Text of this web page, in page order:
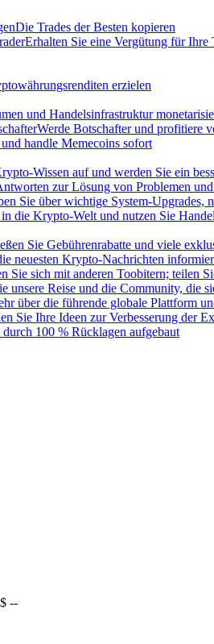
Die Trades der Besten kopieren
Erhalten Sie eine Vergütung für Ihre
erzielen
und Handelsinfrastruktur
Werde Botschafter und profitiere
und handle Memecoins sofort
Wissen auf und werden Sie ein
zur Lösung von Problemen
Sie über wichtige System-Upgrades,
die Krypto-Welt und nutzen Sie
Sie Gebührenrabatte und viele
neuesten Krypto-Nachrichten
Sie sich mit anderen Toobitern; teilen
unsere Reise und die Community, die
über die führende globale Plattform
Sie Ihre Ideen zur Verbesserung der
durch 100 % Rücklagen aufgebaut
$ --